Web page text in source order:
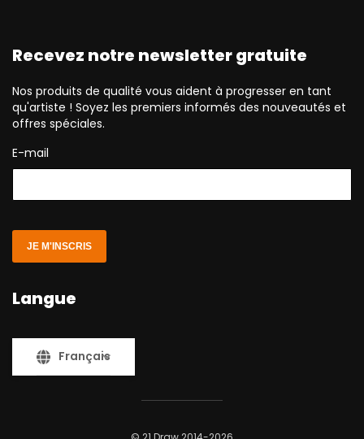
Recevez notre newsletter gratuite
Nos produits de qualité vous aident à progresser en tant
qu'artiste ! Soyez les premiers informés des nouveautés et
offres spéciales.
E-mail
JE M'INSCRIS
Langue
Français